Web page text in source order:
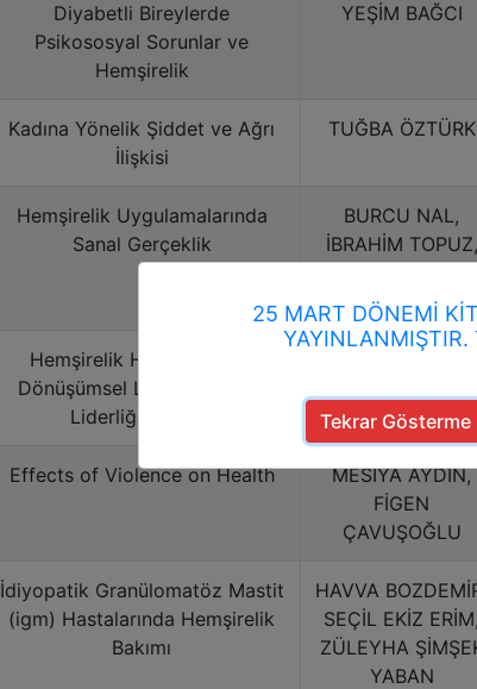
Diyabetli Bireylerde
Psikososyal Sorunlar ve
Hemşirelik
YEŞİM BAĞCI
Kadına Yönelik Şiddet ve Ağrı
İlişkisi
TUĞBA ÖZTÜRK
Hemşirelik Uygulamalarında
Sanal Gerçeklik
BURCU NAL,
İBRAHİM TOPUZ,
ŞAHİN
Hemşirelik Hizmetlerinde
Dönüşümsel Liderliğin Etkili
Liderliğe Katkısı
Effects of Violence on Health
MESİYA AYDIN,
FİGEN
ÇAVUŞOĞLU
İdiyopatik Granülomatöz Mastit
(igm) Hastalarında Hemşirelik
Bakımı
HAVVA
SEÇİL EKİZ ERİM,
ZÜLEYHA
YABAN
25 MART DÖNEMİ
YAYINLANMIŞTIR.
Tekrar Gösterme